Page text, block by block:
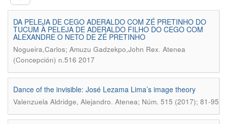
DA PELEJA DE CEGO ADERALDO COM ZÉ PRETINHO DO
TUCUM À PELEJA DE ADERALDO FILHO DO CEGO COM
ALEXANDRE O NETO DE ZÉ PRETINHO
Nogueira,Carlos; Amuzu Gadzekpo,John Rex. Atenea
(Concepción) n.516 2017
Dance of the invisible: José Lezama Lima’s image theory
Valenzuela Aldridge, Alejandro. Atenea; Núm. 515 (2017); 81-95